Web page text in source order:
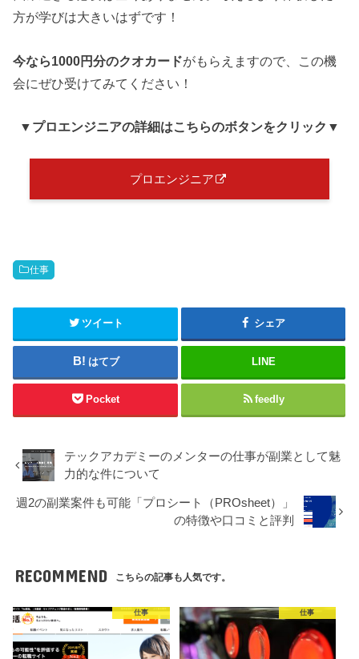
方が学びは大きいはずです！
今なら1000円分のクオカードがもらえますので、この機
会にぜひ受けてみてください！
▼プロエンジニアの詳細はこちらのボタンをクリック ▼
プロエンジニア
仕事
ツイート シェア
はてブ LINE
Pocket feedly
テックアカデミーのメンターの仕事が副業として魅
力的な件について
週2の副業案件も可能「プロシート（PROsheet）」
の特徴や口コミと評判
RECOMMEND こちらの記事も人気です。
仕事 仕事